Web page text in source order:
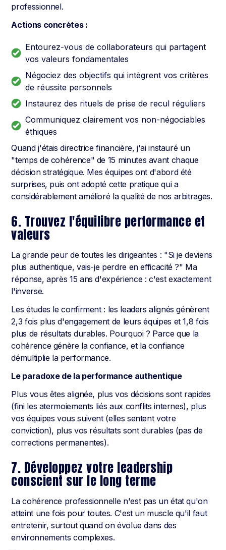
professionnel.
Actions concrètes :
Entourez-vous de collaborateurs qui partagent
vos valeurs fondamentales
Négociez des objectifs qui intègrent vos critères
de réussite personnels
Instaurez des rituels de prise de recul réguliers
Communiquez clairement vos non-négociables
éthiques
Quand j'étais directrice financière, j'ai instauré un
"temps de cohérence" de 15 minutes avant chaque
décision stratégique. Mes équipes ont d'abord été
surprises, puis ont adopté cette pratique qui a
considérablement amélioré la qualité de nos arbitrages.
6. Trouvez l'équilibre performance et
valeurs
La grande peur de toutes les dirigeantes : "Si je deviens
plus authentique, vais-je perdre en efficacité ?" Ma
réponse, après 15 ans d'expérience : c'est exactement
l'inverse.
Les études le confirment : les leaders alignés génèrent
2,3 fois plus d'engagement de leurs équipes et 1,8 fois
plus de résultats durables. Pourquoi ? Parce que la
cohérence génère la confiance, et la confiance
démultiplie la performance.
Le paradoxe de la performance authentique
Plus vous êtes alignée, plus vos décisions sont rapides
(fini les atermoiements liés aux conflits internes), plus
vos équipes vous suivent (elles sentent votre
conviction), plus vos résultats sont durables (pas de
corrections permanentes).
7. Développez votre leadership
conscient sur le long terme
La cohérence professionnelle n'est pas un état qu'on
atteint une fois pour toutes. C'est un muscle qu'il faut
entretenir, surtout quand on évolue dans des
environnements complexes.